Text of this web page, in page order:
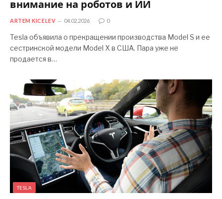
внимание на роботов и ИИ
ARTEM KICELEV 04.02.2026 0
Tesla объявила о прекращении производства Model S и ее
сестринской модели Model X в США. Пара уже не
продается в…
TESLA